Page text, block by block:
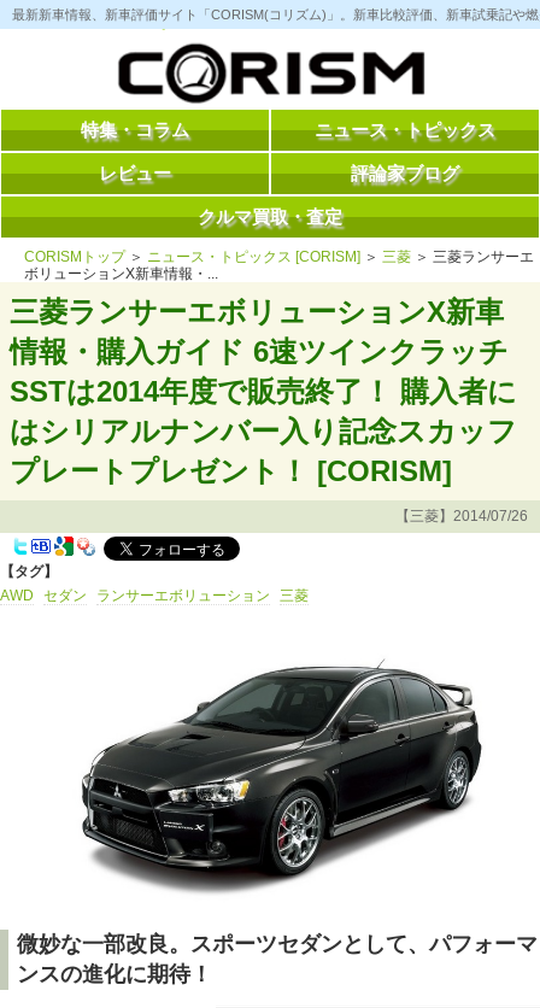
コ
ン
へ
最新新車情報、新車評価サイト「CORISM(コリズム)」。新車比較評価、新車試乗記や
特集・コラム ニュース・トピックス
レビュー 評論家ブログ
クルマ買取・査定
CORISMトップ＞ ニュース・トピックス [CORISM] ＞ 三菱 ＞ 三菱ランサーエ
ボリューションX新車情報・...
三菱ランサーエボリューションX新車
情報・購入ガイド 6速ツインクラッチ
SSTは2014年度で販売終了！ 購入者に
はシリアルナンバー入り記念スカッフ
プレートプレゼント！ [CORISM]
【三菱】2014/07/26
【タグ】
AWD
セダン ランサーエボリューション 三菱
微妙な一部改良。スポーツセダンとして、パフォーマ
ンスの進化に期待！